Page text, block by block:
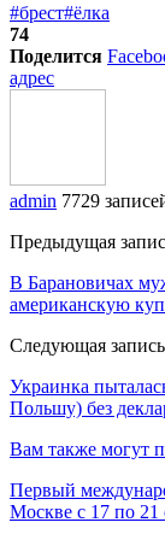
#брест#ёлка
74
Поделится
адрес
admin 7729
Предыдущая
В Барановичах
американскую
Следующая запись
Украинка
Польшу) без
Вам также могут
Первый
Москве с 17 по 21